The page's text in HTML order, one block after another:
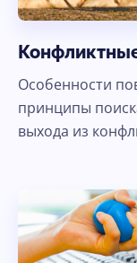
Особенности
принципы
выхода из